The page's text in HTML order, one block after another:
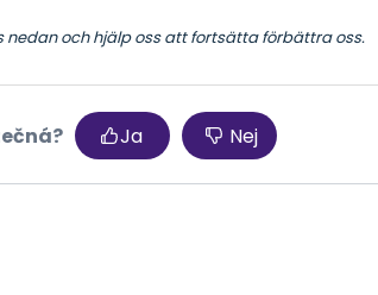
och hjälp oss att fortsätta förbättra oss.
Ja Nej